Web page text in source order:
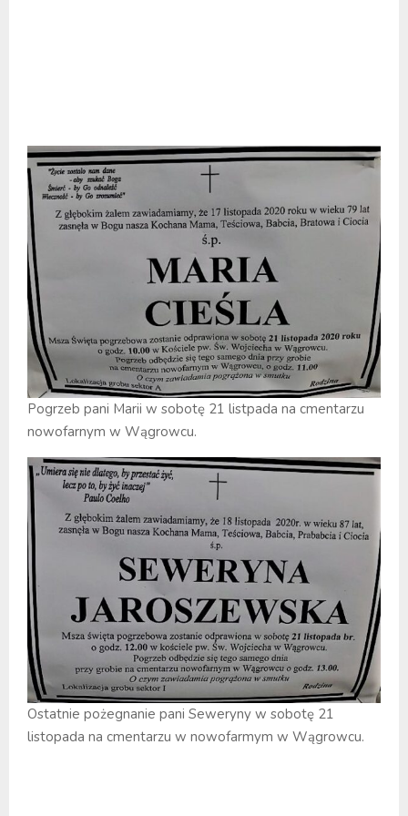
Pogrzeb pani Marii w sobotę 21 listpada na cmentarzu
nowofarnym w Wągrowcu.
Ostatnie pożegnanie pani Seweryny w sobotę 21
listopada na cmentarzu w nowofarmym w Wągrowcu.